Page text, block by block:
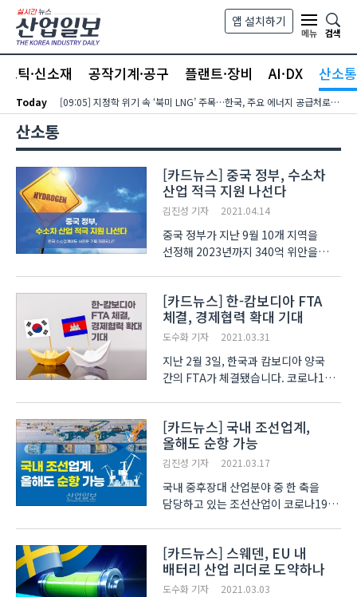
본문 바로가기
앱 설치하기
메뉴
검색
틱·신소재 공작기계·공구 플랜트·장비 AI·DX 산소통
Today [09:05] 지정학 위기 속 ‘북미 LNG’ 주목…한국, 주요 에너지 공급처로 확보해야
산소통
[카드뉴스] 중국 정부, 수소차
산업 적극 지원 나선다
김진성 기자 2021.04.14
중국 정부가 지난 9월 10개 지역을
선정해 2023년까지 340억 위안을
수소차 관련 사업이 진행되고 있습니다.
최근에는 중국의 국영 석유기업인
시노펙이 일년 내에 10..
[카드뉴스] 한-캄보디아 FTA
체결, 경제협력 확대 기대
도수화 기자 2021.03.31
지난 2월 3일, 한국과 캄보디아 양국
간의 FTA가 체결됐습니다. 코로나19로
7억2천400만 달러를 기록했는데요.
산업연구원(이하 KIET)이 최근 발표한
보고서에 따르면, 이번..
[카드뉴스] 국내 조선업계,
올해도 순항 가능
김진성 기자 2021.03.17
국내 중후장대 산업분야 중 한 축을
담당하고 있는 조선산업이 코로나19
것으로 예상됩니다. 지난 해 8월
전문가들이 제시한 전망에 따르면,
LNG선을 제외한 3개 ..
[카드뉴스] 스웨덴, EU 내
배터리 산업 리더로 도약하나
도수화 기자 2021.03.03